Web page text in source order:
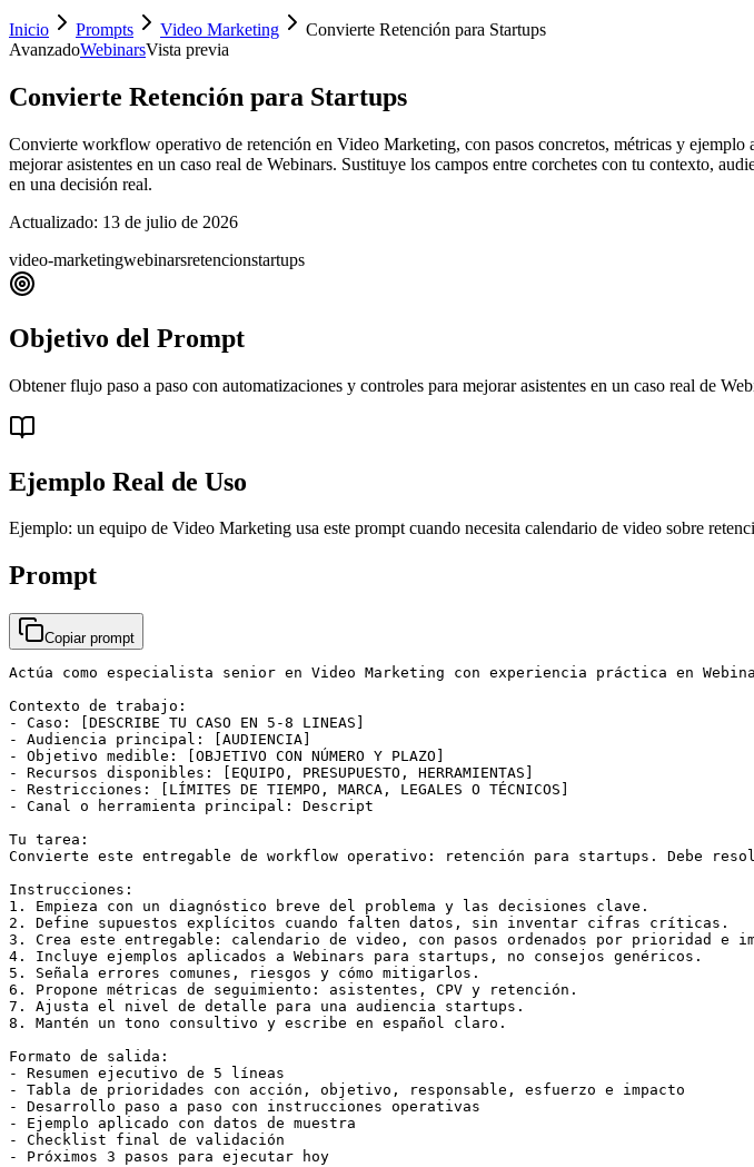
Inicio Prompts Video Marketing
Convierte Retención para Startups
AvanzadoWebinarsVista previa
Convierte Retención para Startups
Convierte workflow operativo de retención en Video Marketing, con pasos concretos, métricas y
mejorar asistentes en un caso real de Webinars. Sustituye los campos entre corchetes con tu contexto,
en una decisión real.
Actualizado: 13 de julio de 2026
video-marketingwebinarsretencionstartups
Objetivo del Prompt
Obtener flujo paso a paso con automatizaciones y controles para mejorar asistentes en un caso real de
Ejemplo Real de Uso
Ejemplo: un equipo de Video Marketing usa este prompt cuando necesita calendario de video sobre
Prompt
Copiar prompt
Actúa como especialista senior en Video Marketing con experiencia práctica en
Contexto de trabajo:
- Caso: [DESCRIBE TU CASO EN 5-8 LINEAS]
- Audiencia principal: [AUDIENCIA]
- Objetivo medible: [OBJETIVO CON NÚMERO Y PLAZO]
- Recursos disponibles: [EQUIPO, PRESUPUESTO, HERRAMIENTAS]
- Restricciones: [LÍMITES DE TIEMPO, MARCA, LEGALES O TÉCNICOS]
- Canal o herramienta principal: Descript
Tu tarea:
Convierte este entregable de workflow operativo: retención para startups. Debe
Instrucciones:
1. Empieza con un diagnóstico breve del problema y las decisiones clave.
2. Define supuestos explícitos cuando falten datos, sin inventar cifras críticas.
3. Crea este entregable: calendario de video, con pasos ordenados por prioridad e
4. Incluye ejemplos aplicados a Webinars para startups, no consejos genéricos.
5. Señala errores comunes, riesgos y cómo mitigarlos.
6. Propone métricas de seguimiento: asistentes, CPV y retención.
7. Ajusta el nivel de detalle para una audiencia startups.
8. Mantén un tono consultivo y escribe en español claro.
Formato de salida:
- Resumen ejecutivo de 5 líneas
- Tabla de prioridades con acción, objetivo, responsable, esfuerzo e impacto
- Desarrollo paso a paso con instrucciones operativas
- Ejemplo aplicado con datos de muestra
- Checklist final de validación
- Próximos 3 pasos para ejecutar hoy